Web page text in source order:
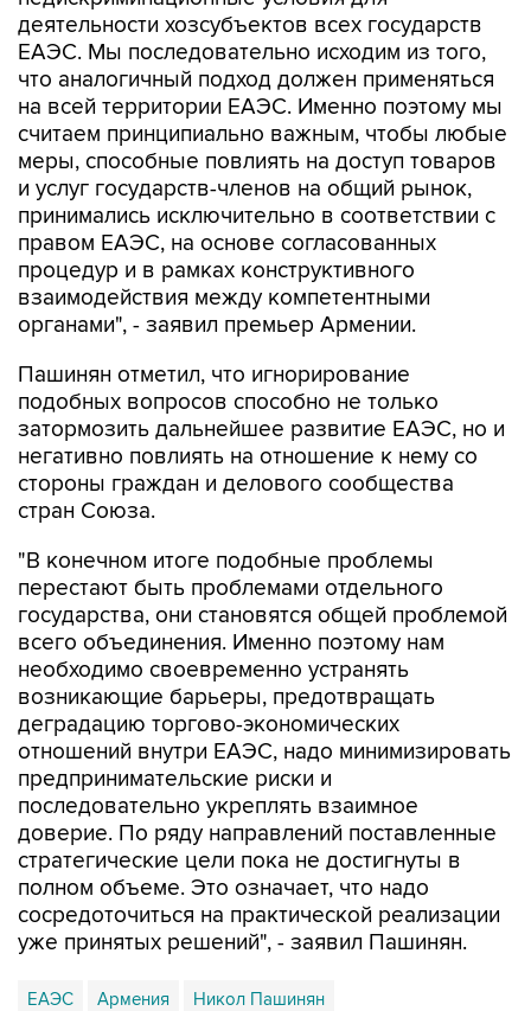
деятельности хозсубъектов всех государств
ЕАЭС. Мы последовательно исходим из того,
что аналогичный подход должен применяться
на всей территории ЕАЭС. Именно поэтому мы
считаем принципиально важным, чтобы любые
меры, способные повлиять на доступ товаров
и услуг государств-членов на общий рынок,
принимались исключительно в соответствии с
правом ЕАЭС, на основе согласованных
процедур и в рамках конструктивного
взаимодействия между компетентными
органами", - заявил премьер Армении.
Пашинян отметил, что игнорирование
подобных вопросов способно не только
затормозить дальнейшее развитие ЕАЭС, но и
негативно повлиять на отношение к нему со
стороны граждан и делового сообщества
стран Союза.
"В конечном итоге подобные проблемы
перестают быть проблемами отдельного
государства, они становятся общей проблемой
всего объединения. Именно поэтому нам
необходимо своевременно устранять
возникающие барьеры, предотвращать
деградацию торгово-экономических
отношений внутри ЕАЭС, надо минимизировать
предпринимательские риски и
последовательно укреплять взаимное
доверие. По ряду направлений поставленные
стратегические цели пока не достигнуты в
полном объеме. Это означает, что надо
сосредоточиться на практической реализации
уже принятых решений", - заявил Пашинян.
ЕАЭС Армения Никол Пашинян